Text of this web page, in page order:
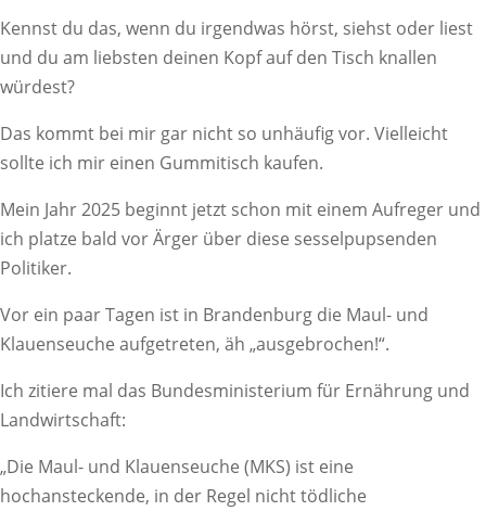
Kennst du das, wenn du irgendwas hörst, siehst oder liest
und du am liebsten deinen Kopf auf den Tisch knallen
würdest?
Das kommt bei mir gar nicht so unhäufig vor. Vielleicht
sollte ich mir einen Gummitisch kaufen.
Mein Jahr 2025 beginnt jetzt schon mit einem Aufreger und
ich platze bald vor Ärger über diese sesselpupsenden
Politiker.
Vor ein paar Tagen ist in Brandenburg die Maul- und
Klauenseuche aufgetreten, äh „ausgebrochen!“.
Ich zitiere mal das Bundesministerium für Ernährung und
Landwirtschaft:
„Die Maul- und Klauenseuche (MKS) ist eine
hochansteckende, in der Regel nicht tödliche